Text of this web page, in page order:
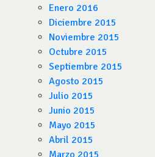
Enero 2016
Diciembre 2015
Noviembre 2015
Octubre 2015
Septiembre 2015
Agosto 2015
Julio 2015
Junio 2015
Mayo 2015
Abril 2015
Marzo 2015